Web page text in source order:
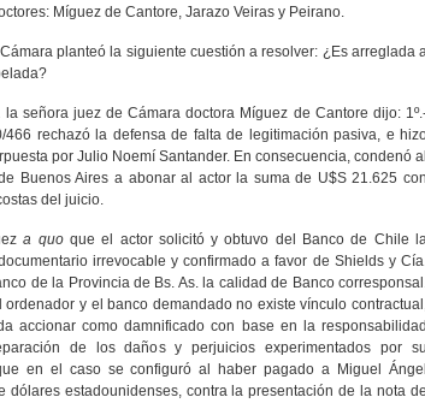
Míguez de Cantore, Jarazo Veiras y Peirano.
planteó la siguiente cuestión a resolver: ¿Es arreglada
señora juez de Cámara doctora Míguez de Cantore dijo:
466 rechazó la defensa de falta de legitimación pasiva, e
por Julio Noemí Santander. En consecuencia, condenó al
Buenos Aires a abonar al actor la suma de U$S 21.625 con
del juicio.
a quo que el actor solicitó y obtuvo del Banco de Chile
irrevocable y confirmado a favor de Shields y
de la Provincia de Bs. As. la calidad de Banco
ordenador y el banco demandado no existe vínculo
accionar como damnificado con base en la responsabilidad
de los daños y perjuicios experimentados por su
en el caso se configuró al haber pagado a Miguel Ángel
dólares estadounidenses, contra la presentación de la nota